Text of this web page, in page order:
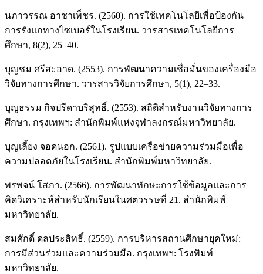
นภาวรรณ อาชาเพ็ชร. (2560). การใช้เทคโนโลยีเพื่อป้องกัน
การรังแกทางไซเบอร์ในโรงเรียน. วารสารเทคโนโลยีการ
ศึกษา, 8(2), 25–40.
บุญชม ศรีสะอาด. (2553). การพัฒนาความเชื่อมั่นของเครื่องมือ
วิจัยทางการศึกษา. วารสารวิจัยการศึกษา, 5(1), 22–33.
บุญธรรม กิจปรีดาบริสุทธิ์. (2553). สถิติสำหรับงานวิจัยทางการ
ศึกษา. กรุงเทพฯ: สำนักพิมพ์แห่งจุฬาลงกรณ์มหาวิทยาลัย.
บุญเลี้ยง จอดนอก. (2561). รูปแบบเครือข่ายความร่วมมือเพื่อ
ความปลอดภัยในโรงเรียน. สำนักพิมพ์มหาวิทยาลัย.
พรพจน์ โสภา. (2566). การพัฒนาทักษะการใช้ข้อมูลและการ
คิดวิเคราะห์สำหรับนักเรียนในศตวรรษที่ 21. สำนักพิมพ์
มหาวิทยาลัย.
สมศักดิ์ ดลประสิทธิ์. (2559). การบริหารสถานศึกษายุคใหม่:
การมีส่วนร่วมและความร่วมมือ. กรุงเทพฯ: โรงพิมพ์
มหาวิทยาลัย.